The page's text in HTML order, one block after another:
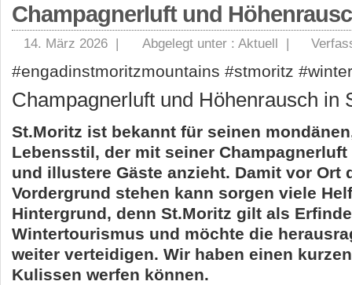
Champagnerluft und
14. März 2026 | Abgelegt unter : Aktuell |
#engadinstmoritzmountains #stmoritz
Champagnerluft und Höhenrausch in
St.Moritz ist bekannt für seinen
Lebensstil, der mit seiner
und illustere Gäste anzieht. Damit vor Ort
Vordergrund stehen kann sorgen viele
Hintergrund, denn St.Moritz gilt als
Wintertourismus und möchte die
weiter verteidigen. Wir haben einen
Kulissen werfen können.